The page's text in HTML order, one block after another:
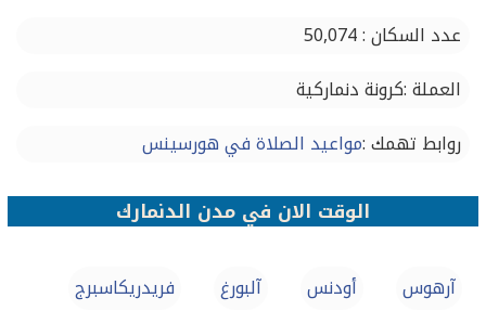
عدد السكان : 50,074
العملة :كرونة دنماركية
روابط تهمك :مواعيد الصلاة في هورسينس
الوقت الان في مدن الدنمارك
آرهوس أودنس آلبورغ فريدريكاسبرج